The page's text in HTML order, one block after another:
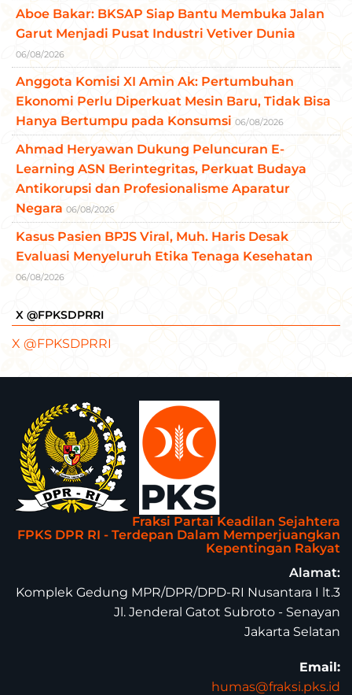
Aboe Bakar: BKSAP Siap Bantu Membuka Jalan
Garut Menjadi Pusat Industri Vetiver Dunia
06/08/2026
Anggota Komisi XI Amin Ak: Pertumbuhan
Ekonomi Perlu Diperkuat Mesin Baru, Tidak Bisa
Hanya Bertumpu pada Konsumsi 06/08/2026
Ahmad Heryawan Dukung Peluncuran E-
Learning ASN Berintegritas, Perkuat Budaya
Antikorupsi dan Profesionalisme Aparatur
Negara 06/08/2026
Kasus Pasien BPJS Viral, Muh. Haris Desak
Evaluasi Menyeluruh Etika Tenaga Kesehatan
06/08/2026
X @FPKSDPRRI
X @FPKSDPRRI
Fraksi Partai Keadilan Sejahtera
FPKS DPR RI - Terdepan Dalam Memperjuangkan
Kepentingan Rakyat
Alamat:
Komplek Gedung MPR/DPR/DPD-RI Nusantara I lt.3
Jl. Jenderal Gatot Subroto - Senayan
Jakarta Selatan
Email:
humas@fraksi.pks.id